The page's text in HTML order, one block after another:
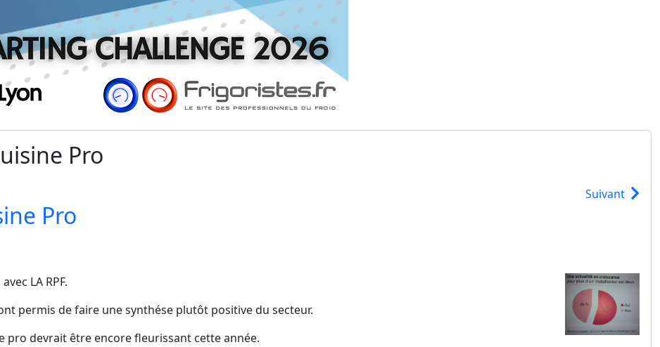
Pro
Suivant
Pro
LA RPF.
permis de faire une synthése plutôt positive du secteur.
pro devrait être encore fleurissant cette année.